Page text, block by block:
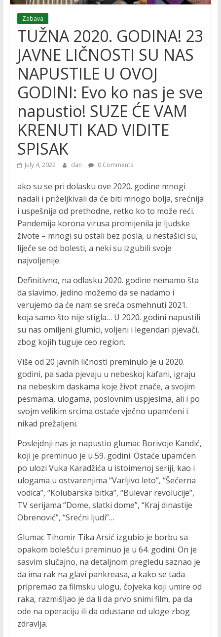
Zabava
TUŽNA 2020. GODINA! 23
JAVNE LIČNOSTI SU NAS
NAPUSTILE U OVOJ
GODINI: Evo ko nas je sve
napustio! SUZE ĆE VAM
KRENUTI KAD VIDITE
SPISAK
July 4, 2022 dan 0 Comments
ako su se pri dolasku ove 2020. godine mnogi
nadali i priželjkivali da će biti mnogo bolja, srećnija
i uspešnija od prethodne, retko ko to može reći.
Pandemija korona virusa promijenila je ljudske
živote – mnogi su ostali bez posla, u nestašici su,
liječe se od bolesti, a neki su izgubili svoje
najvoljenije.
Definitivno, na odlasku 2020. godine nemamo šta
da slavimo, jedino možemo da se nadamo i
verujemo da će nam se sreća osmehnuti 2021.
koja samo što nije stigla… U 2020. godini napustili
su nas omiljeni glumici, voljeni i legendari pjevači,
zbog kojih tuguje ceo region.
Više od 20 javnih ličnosti preminulo je u 2020.
godini, pa sada pjevaju u nebeskoj kafani, igraju
na nebeskim daskama koje život znače, a svojim
pesmama, ulogama, poslovnim uspjesima, ali i po
svojm velikim srcima ostaće vječno upamćeni i
nikad prežaljeni.
Poslejdnji nas je napustio glumac Borivoje Kandić,
koji je preminuo je u 59. godini. Ostaće upamćen
po ulozi Vuka Karadžića u istoimenoj seriji, kao i
ulogama u ostvarenjima “Varljivo leto”, “Šećerna
vodica”, “Kolubarska bitka”, “Bulevar revolucije”,
TV serijama “Dome, slatki dome”, “Kraj dinastije
Obrenović”, “Srećni ljudi”…
Glumac Tihomir Tika Arsić izgubio je borbu sa
opakom bolešću i preminuo je u 64. godini. On je
sasvim slučajno, na detaljnom pregledu saznao je
da ima rak na glavi pankreasa, a kako se tada
pripremao za filmsku ulogu, čojveka koji umire od
raka, razmišljao je da li da prvo snimi film, pa da
ode na operaciju ili da odustane od uloge zbog
zdravlja.